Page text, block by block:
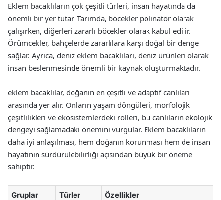
Eklem bacaklıların çok çeşitli türleri, insan hayatında da
önemli bir yer tutar. Tarımda, böcekler polinatör olarak
çalışırken, diğerleri zararlı böcekler olarak kabul edilir.
Örümcekler, bahçelerde zararlılara karşı doğal bir denge
sağlar. Ayrıca, deniz eklem bacaklıları, deniz ürünleri olarak
insan beslenmesinde önemli bir kaynak oluşturmaktadır.
eklem bacaklılar, doğanın en çeşitli ve adaptif canlıları
arasında yer alır. Onların yaşam döngüleri, morfolojik
çeşitlilikleri ve ekosistemlerdeki rolleri, bu canlıların ekolojik
dengeyi sağlamadaki önemini vurgular. Eklem bacaklıların
daha iyi anlaşılması, hem doğanın korunması hem de insan
hayatının sürdürülebilirliği açısından büyük bir öneme
sahiptir.
Gruplar Türler Özellikler